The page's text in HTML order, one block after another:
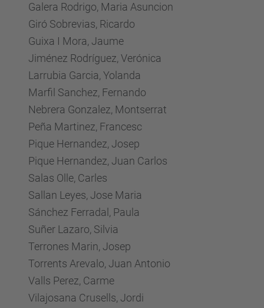
Galera Rodrigo, Maria Asuncion
Giró Sobrevias, Ricardo
Guixa I Mora, Jaume
Jiménez Rodríguez, Verónica
Larrubia Garcia, Yolanda
Marfil Sanchez, Fernando
Nebrera Gonzalez, Montserrat
Peña Martinez, Francesc
Pique Hernandez, Josep
Pique Hernandez, Juan Carlos
Salas Olle, Carles
Sallan Leyes, Jose Maria
Sánchez Ferradal, Paula
Suñer Lazaro, Silvia
Terrones Marin, Josep
Torrents Arevalo, Juan Antonio
Valls Perez, Carme
Vilajosana Crusells, Jordi